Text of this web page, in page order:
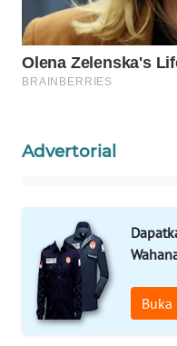
Advertorial
WAHANANEWS
CO ID
WAHANA
UMKM
WAHANA
SELEB